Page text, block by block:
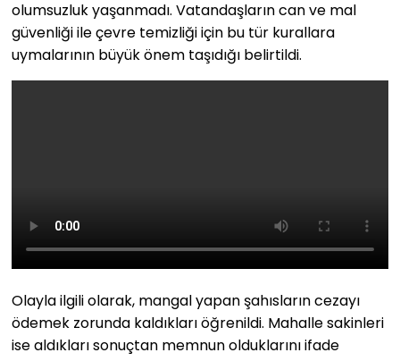
olumsuzluk yaşanmadı. Vatandaşların can ve mal
güvenliği ile çevre temizliği için bu tür kurallara
uymalarının büyük önem taşıdığı belirtildi.
Olayla ilgili olarak, mangal yapan şahısların cezayı
ödemek zorunda kaldıkları öğrenildi. Mahalle sakinleri
ise aldıkları sonuçtan memnun olduklarını ifade